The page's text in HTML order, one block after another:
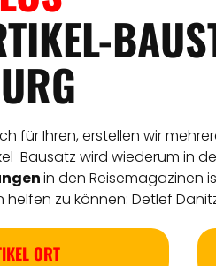
für Ihren, erstellen wir
Bausatz wird wiederum in
in den Reisemagazinen
zu können: Detlef Danitz,
ORT